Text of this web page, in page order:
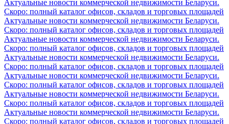
Актуальные новости коммерческой недвижимости Беларуси.
Скоро: полный каталог офисов, складов и торговых площадей
Актуальные новости коммерческой недвижимости Беларуси.
Скоро: полный каталог офисов, складов и торговых площадей
Актуальные новости коммерческой недвижимости Беларуси.
Скоро: полный каталог офисов, складов и торговых площадей
Актуальные новости коммерческой недвижимости Беларуси.
Скоро: полный каталог офисов, складов и торговых площадей
Актуальные новости коммерческой недвижимости Беларуси.
Скоро: полный каталог офисов, складов и торговых площадей
Актуальные новости коммерческой недвижимости Беларуси.
Скоро: полный каталог офисов, складов и торговых площадей
Актуальные новости коммерческой недвижимости Беларуси.
Скоро: полный каталог офисов, складов и торговых площадей